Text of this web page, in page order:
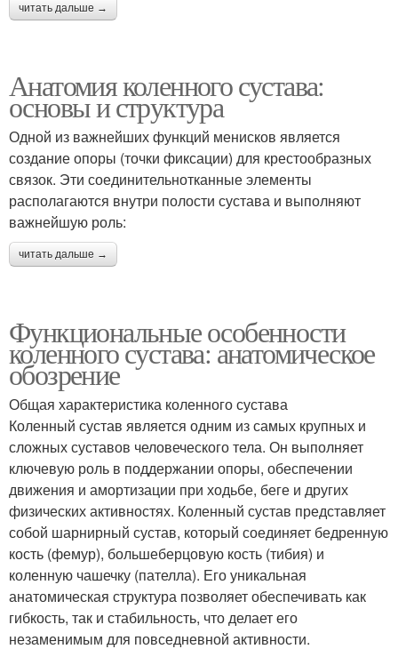
читать дальше →
Анатомия коленного сустава:
основы и структура
Одной из важнейших функций менисков является
создание опоры (точки фиксации) для крестообразных
связок. Эти соединительнотканные элементы
располагаются внутри полости сустава и выполняют
важнейшую роль:
читать дальше →
Функциональные особенности
коленного сустава: анатомическое
обозрение
Общая характеристика коленного сустава
Коленный сустав является одним из самых крупных и
сложных суставов человеческого тела. Он выполняет
ключевую роль в поддержании опоры, обеспечении
движения и амортизации при ходьбе, беге и других
физических активностях. Коленный сустав представляет
собой шарнирный сустав, который соединяет бедренную
кость (фемур), большеберцовую кость (тибия) и
коленную чашечку (пателла). Его уникальная
анатомическая структура позволяет обеспечивать как
гибкость, так и стабильность, что делает его
незаменимым для повседневной активности.